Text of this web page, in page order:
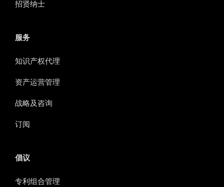
招贤纳士
服务
知识产权代理
资产运营管理
战略及咨询
订阅
倡议
专利组合管理